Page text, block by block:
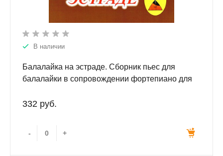
В наличии
Балалайка на эстраде. Сборник пьес для
балалайки в сопровождении фортепиано для
332 руб.
- +